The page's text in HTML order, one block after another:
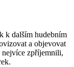
k dalším hudebním
a objevovat
zpříjemnili,